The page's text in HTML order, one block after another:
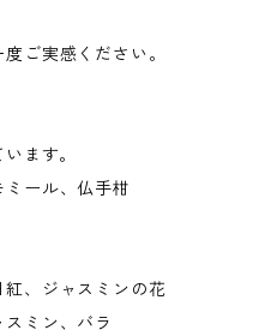
ご実感ください。
ます。
ール、仏手柑
、ジャスミンの花
ミン、バラ